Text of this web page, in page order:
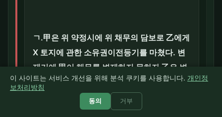
ㄱ.甲은 위 약정시에 위 채무의 담보로 乙에게
X 토지에 관한 소유권이전등기를 마쳤다. 변
제기에 甲이 채무를 변제하지 못하자 乙은 변
제기 다음 날 청산절차를 거치지 않은 채 이러
한 사실을 모르는 丙에게 X 토지를 매도하고
소유권이전등기를 마쳐주었다. 이 경우 甲은
이 사이트는 서비스 개선을 위해 분석 쿠키를 사용합니다. 개인정
보처리방침
동의 거부